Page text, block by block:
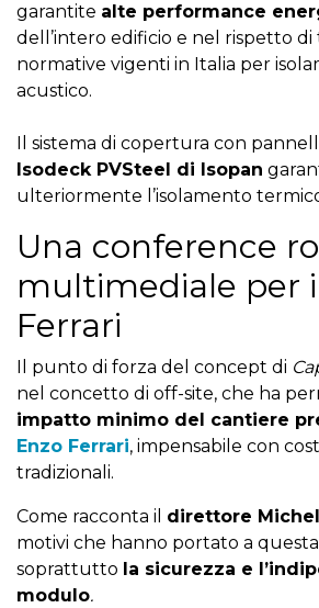
garantite alte performance
dell’intero edificio e nel rispetto
normative vigenti in Italia per
acustico.
Il sistema di copertura con
Isodeck PVSteel di Isopan
ulteriormente l’isolamento
Una conference
multimediale per
Ferrari
Il punto di forza del concept di
nel concetto di off-site, che ha
impatto minimo del cantiere
Enzo Ferrari, impensabile con
tradizionali.
Come racconta il direttore
motivi che hanno portato a
soprattutto la sicurezza e
modulo.